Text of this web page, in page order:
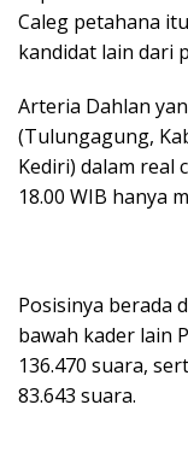
Caleg petahana
kandidat lain dari
Arteria Dahlan
(Tulungagung,
Kediri) dalam real
18.00 WIB hanya
Posisinya berada
bawah kader lain
136.470 suara,
83.643 suara.